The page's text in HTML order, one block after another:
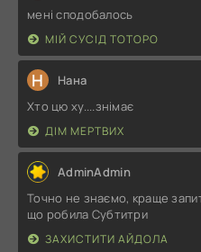
мені сподобалось
МІЙ СУСІД ТОТОРО
Н Нана
Хто цю ху....знімає
ДІМ МЕРТВИХ
AdminAdmin
Точно не знаємо, краще
що робила Субтитри
ЗАХИСТИТИ АЙДОЛА